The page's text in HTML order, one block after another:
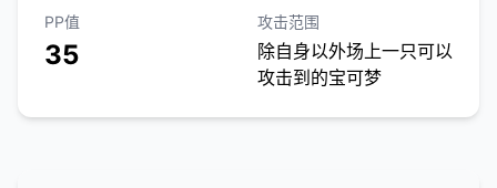
PP值
35
攻击范围
除自身以外场上一只可以
攻击到的宝可梦